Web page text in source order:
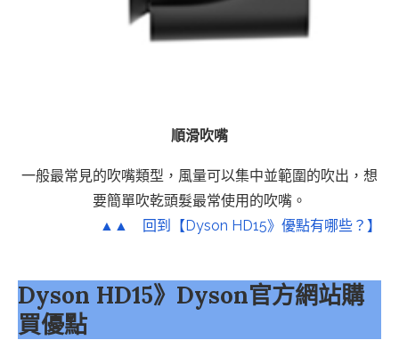
順滑吹嘴
一般最常見的吹嘴類型，風量可以集中並範圍的吹出，想
要簡單吹乾頭髮最常使用的吹嘴。
▲▲ 回到【Dyson HD15》優點有哪些？】
Dyson HD15》Dyson官方網站購
買優點